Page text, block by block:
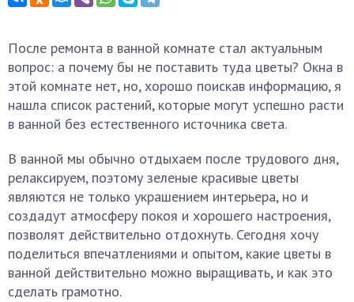
После ремонта в ванной комнате стал актуальным
вопрос: а почему бы не поставить туда цветы? Окна в
этой комнате нет, но, хорошо поискав информацию, я
нашла список растений, которые могут успешно расти
в ванной без естественного источника света.
В ванной мы обычно отдыхаем после трудового дня,
релаксируем, поэтому зеленые красивые цветы
являются не только украшением интерьера, но и
создадут атмосферу покоя и хорошего настроения,
позволят действительно отдохнуть. Сегодня хочу
поделиться впечатлениями и опытом, какие цветы в
ванной действительно можно выращивать, и как это
сделать грамотно.